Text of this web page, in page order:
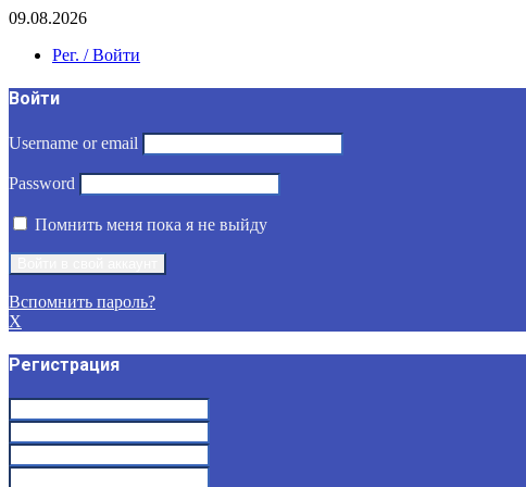
09.08.2026
Рег. / Войти
Войти
Username or email
Password
Помнить меня пока я не выйду
Вспомнить пароль?
X
Регистрация